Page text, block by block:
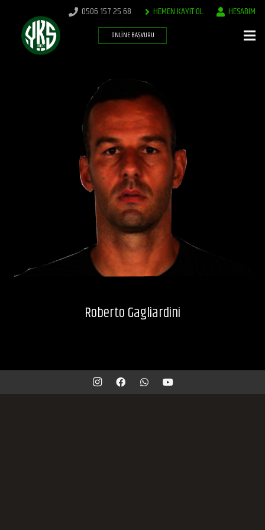
0506 157 25 68 HEMEN KAYIT OL HESABIM
ONLINE BAŞVURU
Roberto Gagliardini